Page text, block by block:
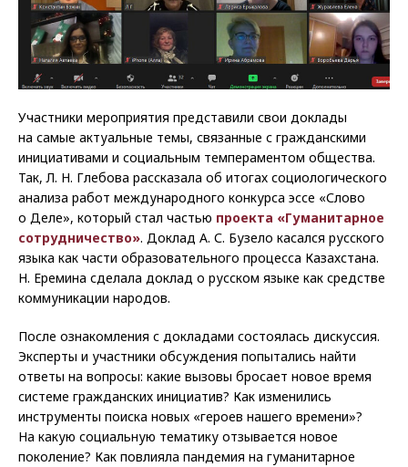
Участники мероприятия представили свои доклады
на самые актуальные темы, связанные с гражданскими
инициативами и социальным темпераментом общества.
Так, Л. Н. Глебова рассказала об итогах социологического
анализа работ международного конкурса эссе «Слово
о Деле», который стал частью проекта «Гуманитарное
сотрудничество». Доклад А. С. Бузело касался русского
языка как части образовательного процесса Казахстана.
Н. Еремина сделала доклад о русском языке как средстве
коммуникации народов.
После ознакомления с докладами состоялась дискуссия.
Эксперты и участники обсуждения попытались найти
ответы на вопросы: какие вызовы бросает новое время
системе гражданских инициатив? Как изменились
инструменты поиска новых «героев нашего времени»?
На какую социальную тематику отзывается новое
поколение? Как повлияла пандемия на гуманитарное